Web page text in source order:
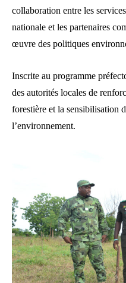
collaboration entre les
nationale et les partenaires
œuvre des politiques
Inscrite au programme
des autorités locales de
forestière et la sensibilisation
l’environnement.